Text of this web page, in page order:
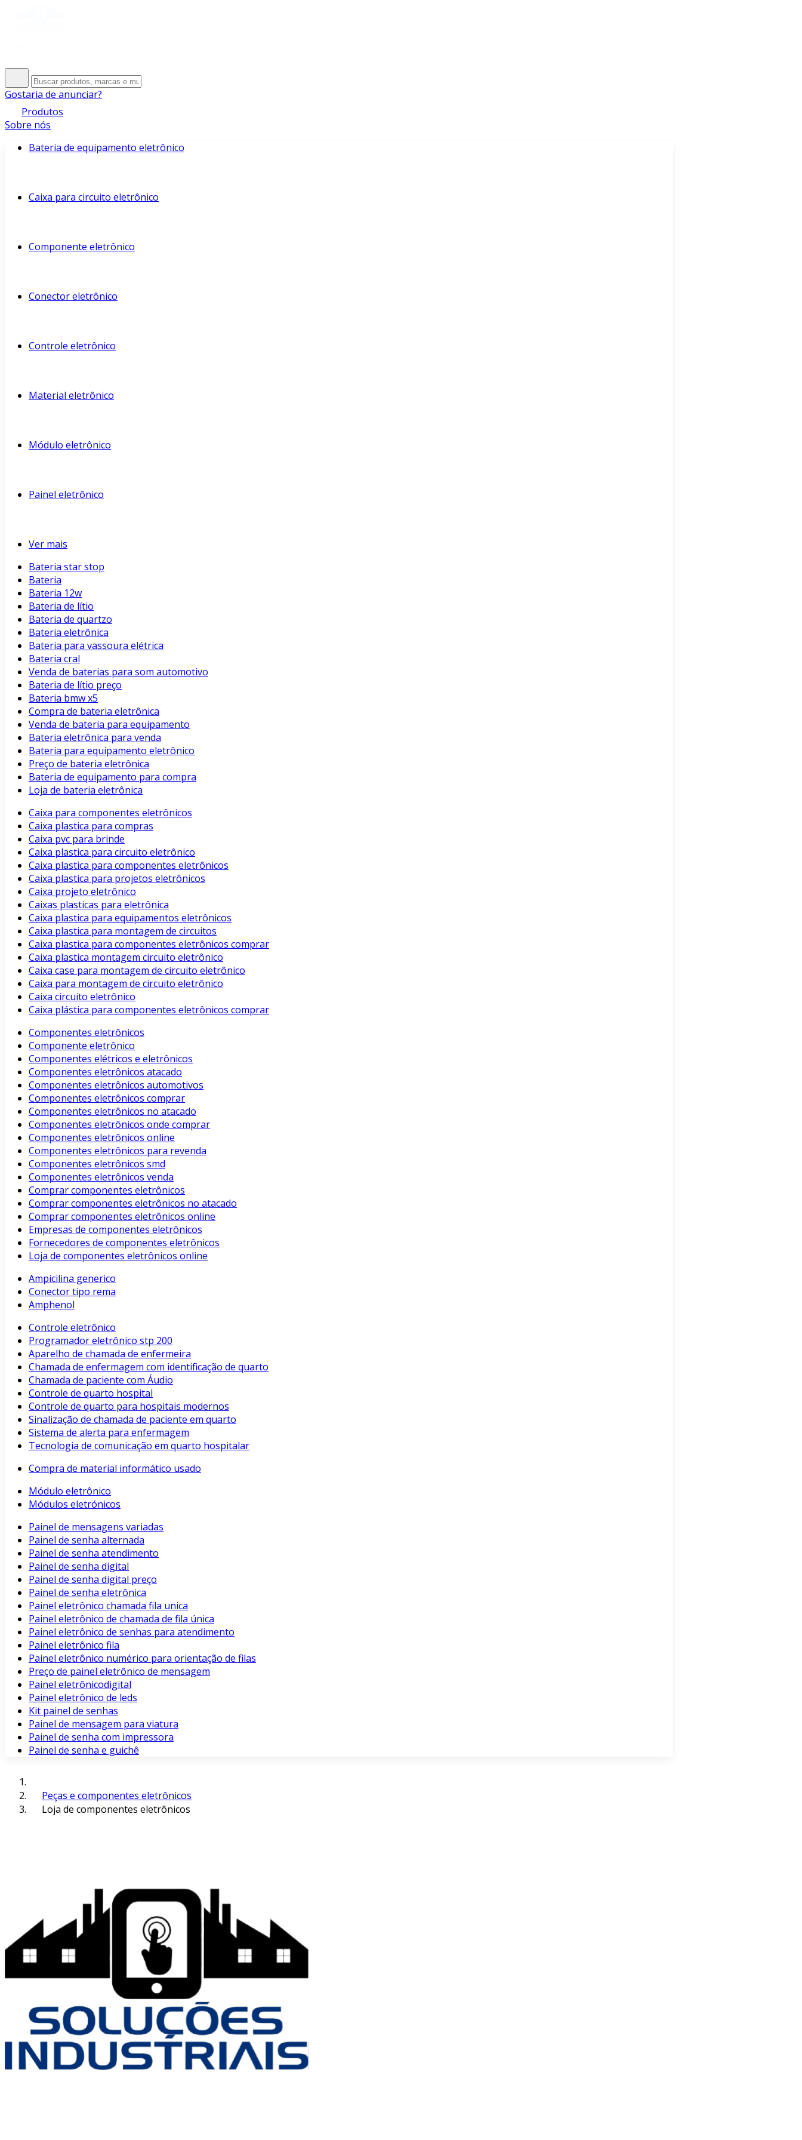
Gostaria de anunciar?
Produtos
Sobre nós
Bateria de equipamento eletrônico
Caixa para circuito eletrônico
Componente eletrônico
Conector eletrônico
Controle eletrônico
Material eletrônico
Módulo eletrônico
Painel eletrônico
Ver mais
Bateria star stop
Bateria
Bateria 12w
Bateria de lítio
Bateria de quartzo
Bateria eletrônica
Bateria para vassoura elétrica
Bateria cral
Venda de baterias para som automotivo
Bateria de lítio preço
Bateria bmw x5
Compra de bateria eletrônica
Venda de bateria para equipamento
Bateria eletrônica para venda
Bateria para equipamento eletrônico
Preço de bateria eletrônica
Bateria de equipamento para compra
Loja de bateria eletrônica
Caixa para componentes eletrônicos
Caixa plastica para compras
Caixa pvc para brinde
Caixa plastica para circuito eletrônico
Caixa plastica para componentes eletrônicos
Caixa plastica para projetos eletrônicos
Caixa projeto eletrônico
Caixas plasticas para eletrônica
Caixa plastica para equipamentos eletrônicos
Caixa plastica para montagem de circuitos
Caixa plastica para componentes eletrônicos comprar
Caixa plastica montagem circuito eletrônico
Caixa case para montagem de circuito eletrônico
Caixa para montagem de circuito eletrônico
Caixa circuito eletrônico
Caixa plástica para componentes eletrônicos comprar
Componentes eletrônicos
Componente eletrônico
Componentes elétricos e eletrônicos
Componentes eletrônicos atacado
Componentes eletrônicos automotivos
Componentes eletrônicos comprar
Componentes eletrônicos no atacado
Componentes eletrônicos onde comprar
Componentes eletrônicos online
Componentes eletrônicos para revenda
Componentes eletrônicos smd
Componentes eletrônicos venda
Comprar componentes eletrônicos
Comprar componentes eletrônicos no atacado
Comprar componentes eletrônicos online
Empresas de componentes eletrônicos
Fornecedores de componentes eletrônicos
Loja de componentes eletrônicos online
Ampicilina generico
Conector tipo rema
Amphenol
Controle eletrônico
Programador eletrônico stp 200
Aparelho de chamada de enfermeira
Chamada de enfermagem com identificação de quarto
Chamada de paciente com Áudio
Controle de quarto hospital
Controle de quarto para hospitais modernos
Sinalização de chamada de paciente em quarto
Sistema de alerta para enfermagem
Tecnologia de comunicação em quarto hospitalar
Compra de material informático usado
Módulo eletrônico
Módulos eletrónicos
Painel de mensagens variadas
Painel de senha alternada
Painel de senha atendimento
Painel de senha digital
Painel de senha digital preço
Painel de senha eletrônica
Painel eletrônico chamada fila unica
Painel eletrônico de chamada de fila única
Painel eletrônico de senhas para atendimento
Painel eletrônico fila
Painel eletrônico numérico para orientação de filas
Preço de painel eletrônico de mensagem
Painel eletrônicodigital
Painel eletrônico de leds
Kit painel de senhas
Painel de mensagem para viatura
Painel de senha com impressora
Painel de senha e guichê
Peças e componentes eletrônicos
Loja de componentes eletrônicos